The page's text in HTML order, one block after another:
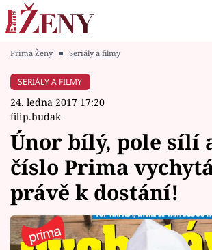
Módní alarm
Témata
Celebrity
Vztahy
Prima Ženy ■ Seriály a filmy
SERIÁLY A FILMY
24. ledna 2017 17:20
filip.budak
Únor bílý, pole sílí
číslo Prima
právě k dostání!